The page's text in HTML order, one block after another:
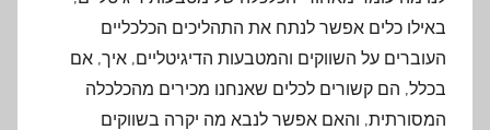
באילו כלים אפשר לנתח את התהליכים הכלכליים
העוברים על השווקים והמטבעות הדיגיטליים, איך, אם
בכלל, הם קשורים לכלים שאנחנו מכירים מהכלכלה
המסורתית, והאם אפשר לנבא מה יקרה בשווקים